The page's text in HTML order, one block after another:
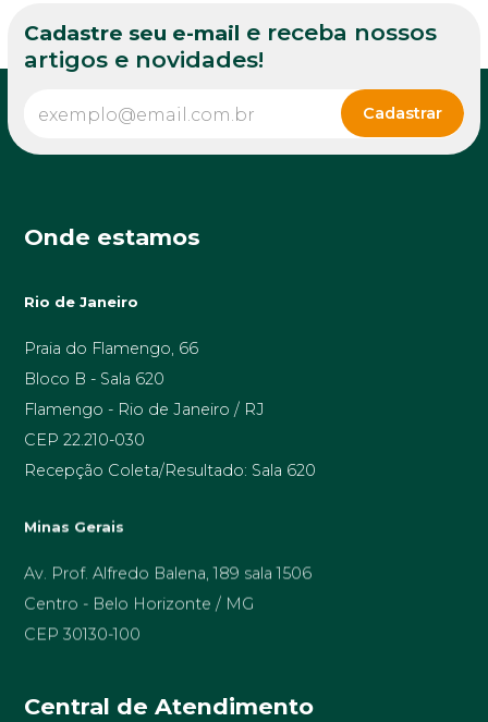
Cadastre seu e-mail e receba nossos
artigos e novidades!
Onde estamos
Rio de Janeiro
Praia do Flamengo, 66
Bloco B - Sala 620
Flamengo - Rio de Janeiro / RJ
CEP 22.210-030
Recepção Coleta/Resultado: Sala 620
Minas Gerais
Av. Prof. Alfredo Balena, 189 sala 1506
Centro - Belo Horizonte / MG
CEP 30130-100
Central de Atendimento